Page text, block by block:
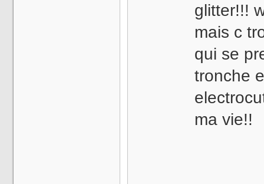
glitter!!!
mais c
qui se
tronche
ma vie!!